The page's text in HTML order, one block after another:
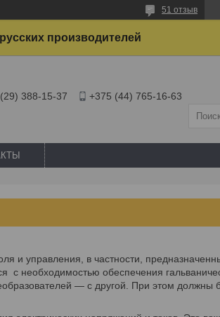
51 отзыв
производителей
388-15-37 +375 (44) 765-16-63
и управления, в частности,
с необходимостью обеспечения
— с другой. При этом